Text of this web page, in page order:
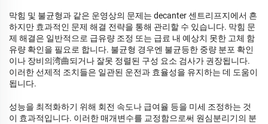
막힘 및 불균형과 같은 운영상의 문제는 decanter 센트리프지에서 흔
하지만 효과적인 문제 해결 전략을 통해 관리할 수 있습니다. 막힘 문
제 해결은 일반적으로 급유량 조정 또는 급료 내 예상치 못한 고체 함
유량 확인을 필요로 합니다. 불균형 경우엔 불균등한 중량 분포 확인
이나 장비의湾曲되거나 잘못 정렬된 구성 요소 검사가 권장됩니다.
이러한 선제적 조치들은 일관된 운전과 효율성을 유지하는 데 도움이
됩니다.
성능을 최적화하기 위해 회전 속도나 급여율 등을 미세 조정하는 것
이 효과적입니다. 이러한 매개변수를 교정함으로써 원심분리기의 분